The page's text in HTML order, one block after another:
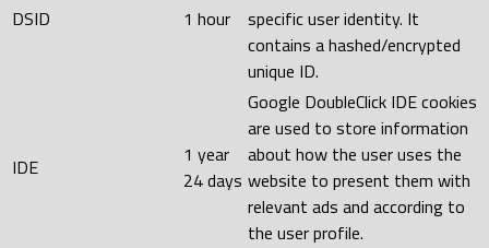
DSID 1 hour
specific user identity. It
contains a hashed/encrypted
unique ID.
IDE
1 year
24 days
Google DoubleClick IDE cookies
are used to store information
about how the user uses the
website to present them with
relevant ads and according to
the user profile.